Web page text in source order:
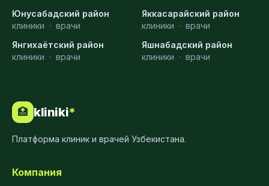
Юнусабадский район
клиники · врачи
Яккасарайский район
клиники · врачи
Янгихаётский район
клиники · врачи
Яшнабадский район
клиники · врачи
🏥 kliniki*
Платформа клиник и врачей Узбекистана.
Компания